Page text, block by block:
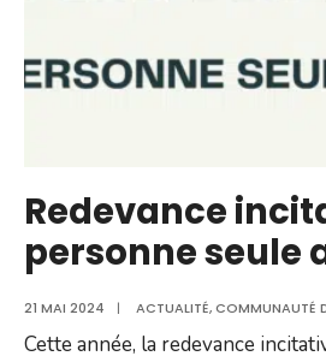
septembre
Redevance
personne seule
21 MAI 2024 | ACTUALITÉ,COMMUNAUTÉ
Cette année, la redevance